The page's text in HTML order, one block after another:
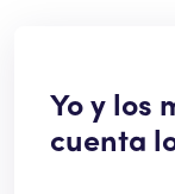
Yo y los
cuenta